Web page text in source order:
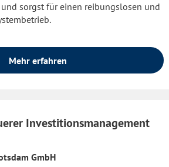
sorgst für einen reibungslosen und
Mehr erfahren
Investitionsmanagement
GmbH